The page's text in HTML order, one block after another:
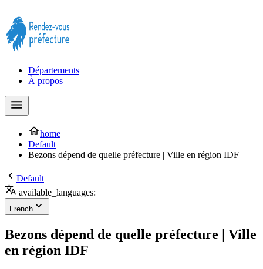
Départements
À propos
home
Default
Bezons dépend de quelle préfecture | Ville en région IDF
Default
available_languages:
French
Bezons dépend de quelle préfecture | Ville
en région IDF